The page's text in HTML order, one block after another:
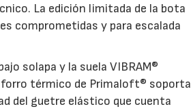
La edición limitada de la bota
comprometidas y para escalada
solapa y la suela VIBRAM®
térmico de Primaloft® soporta
del guetre elástico que cuenta